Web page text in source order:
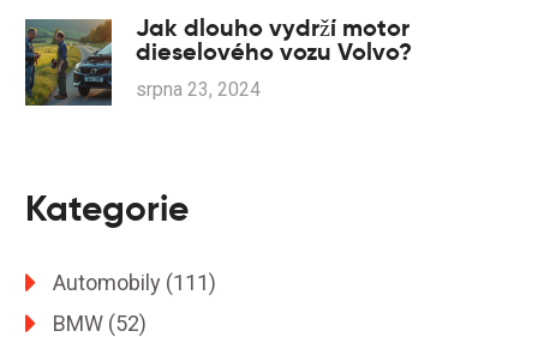
Jak dlouho vydrží motor
dieselového vozu Volvo?
srpna 23, 2024
Kategorie
Automobily (111)
BMW (52)